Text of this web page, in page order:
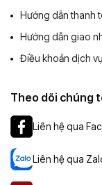
Hướng dẫn thanh
Hướng dẫn giao
Điều khoản dịch vụ
Theo dõi chúng
Liên hệ qua
Liên hệ qua